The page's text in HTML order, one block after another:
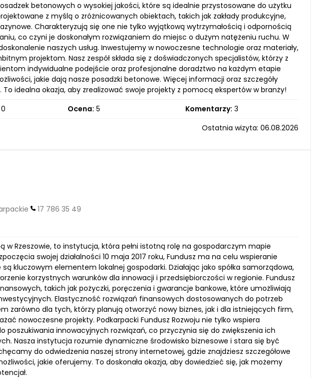
betonowych o wysokiej jakości, które są idealnie przystosowane do użytku
z myślą o zróżnicowanych obiektach, takich jak zakłady produkcyjne,
Charakteryzują się one nie tylko wyjątkową wytrzymałością i odpornością
co czyni je doskonałym rozwiązaniem do miejsc o dużym natężeniu ruchu. W
naszych usług. Inwestujemy w nowoczesne technologie oraz materiały,
projektom. Nasz zespół składa się z doświadczonych specjalistów, którzy z
indywidualne podejście oraz profesjonalne doradztwo na każdym etapie
jakie dają nasze posadzki betonowe. Więcej informacji oraz szczegóły
idealna okazja, aby zrealizować swoje projekty z pomocą ekspertów w branży!
0 Ocena: 5 Komentarzy: 3
Ostatnia wizyta: 06.08.2026
17 786 35 49
w Rzeszowie, to instytucja, która pełni istotną rolę na gospodarczym mapie
swojej działalności 10 maja 2017 roku, Fundusz ma na celu wspieranie
kluczowym elementem lokalnej gospodarki. Działając jako spółka samorządowa,
korzystnych warunków dla innowacji i przedsiębiorczości w regionie. Fundusz
takich jak pożyczki, poręczenia i gwarancje bankowe, które umożliwiają
Elastyczność rozwiązań finansowych dostosowanych do potrzeb
zarówno dla tych, którzy planują otworzyć nowy biznes, jak i dla istniejących firm,
nowoczesne projekty. Podkarpacki Fundusz Rozwoju nie tylko wspiera
poszukiwania innowacyjnych rozwiązań, co przyczynia się do zwiększenia ich
Nasza instytucja rozumie dynamiczne środowisko biznesowe i stara się być
do odwiedzenia naszej strony internetowej, gdzie znajdziesz szczegółowe
jakie oferujemy. To doskonała okazja, aby dowiedzieć się, jak możemy